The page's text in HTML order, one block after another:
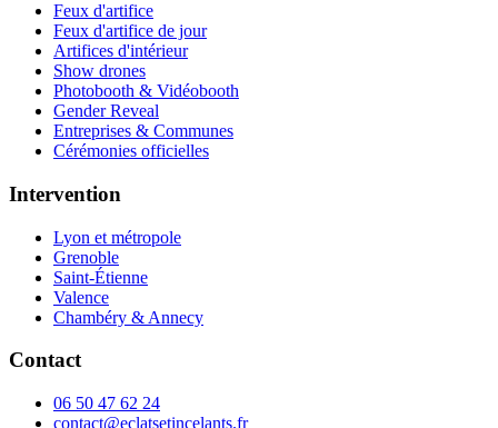
Feux d'artifice
Feux d'artifice de jour
Artifices d'intérieur
Show drones
Photobooth & Vidéobooth
Gender Reveal
Entreprises & Communes
Cérémonies officielles
Intervention
Lyon et métropole
Grenoble
Saint-Étienne
Valence
Chambéry & Annecy
Contact
06 50 47 62 24
contact@eclatsetincelants.fr